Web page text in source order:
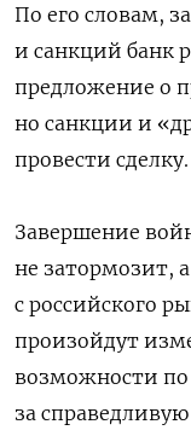
По его словам,
и санкций банк
предложение о
но санкции и
провести сделку.
Завершение
не затормозит,
с российского
произойдут
возможности
за